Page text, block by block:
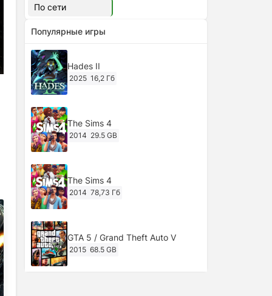
По сети
Популярные игры
Hades II
2025 16,2 Гб
The Sims 4
2014 29.5 GB
The Sims 4
2014 78,73 Гб
GTA 5 / Grand Theft Auto V
2015 68.5 GB